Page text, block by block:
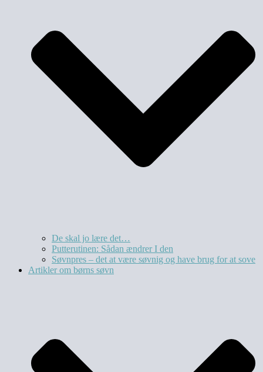
De skal jo lære det…
Putterutinen: Sådan ændrer I den
Søvnpres – det at være søvnig og have brug for at sove
Artikler om børns søvn